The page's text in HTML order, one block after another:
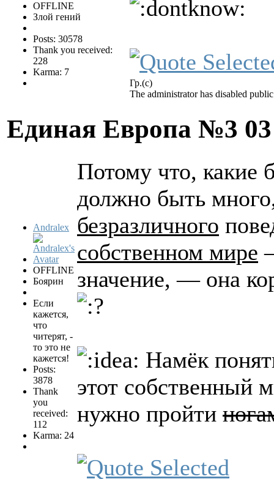
OFFLINE
Злой гений
Posts: 30578
Thank you received:
228
Karma: 7
Гр.(с)
The administrator has disabled
Единая Европа №3
Andralex
OFFLINE
Боярин
Если
кажется,
что
читерят, -
то это не
кажется!
Posts:
3878
Thank
you
received:
112
Karma: 24
Потому что, какие
должно быть
безразличного
собственном мире
значение, — она
Намёк
этот собственный
нужно пройти